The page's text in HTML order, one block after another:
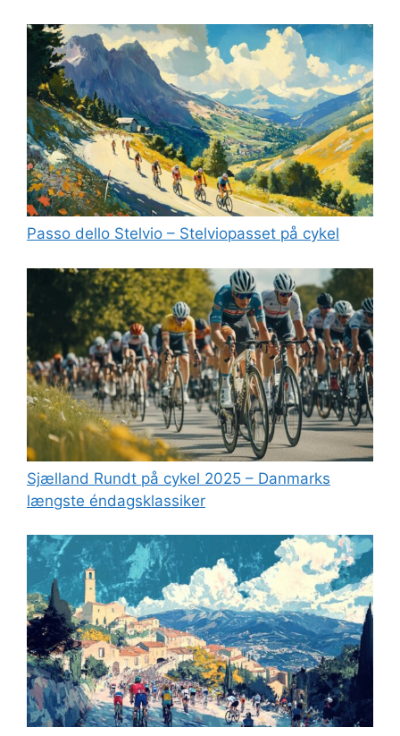
Passo dello Stelvio – Stelviopasset på cykel
Sjælland Rundt på cykel 2025 – Danmarks
længste éndagsklassiker